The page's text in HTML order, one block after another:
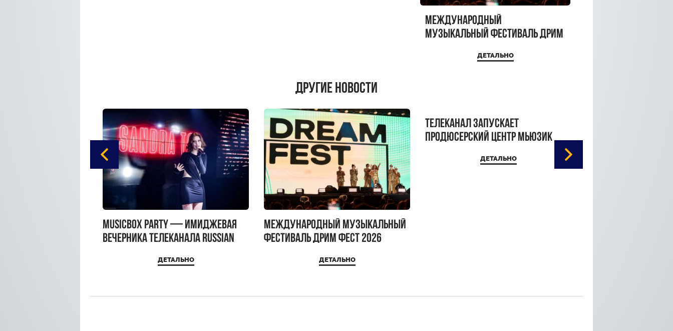
Международный
музыкальный фестиваль ДРИМ
ДЕТАЛЬНО
Другие новости
MUSICBOX PARTY — имиджевая
вечерника телеканала RUSSIAN
ДЕТАЛЬНО
Международный музыкальный
фестиваль ДРИМ ФЕСТ 2026
ДЕТАЛЬНО
Телеканал запускает
продюсерский центр Мьюзик
ДЕТАЛЬНО